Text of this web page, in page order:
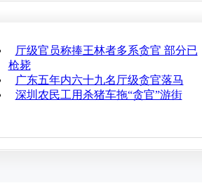
厅级官员称捧王林者多系贪官 部分已
枪毙
广东五年内六十九名厅级贪官落马
深圳农民工用杀猪车拖“贪官”游街